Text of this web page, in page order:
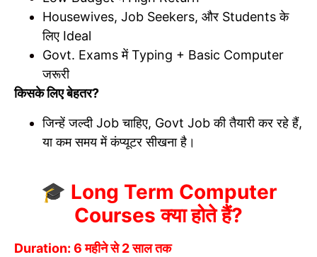
Housewives, Job Seekers, और Students के
लिए Ideal
Govt. Exams में Typing + Basic Computer
जरूरी
किसके लिए बेहतर?
जिन्हें जल्दी Job चाहिए, Govt Job की तैयारी कर रहे हैं,
या कम समय में कंप्यूटर सीखना है।
🎓 Long Term Computer
Courses क्या होते हैं?
Duration: 6 महीने से 2 साल तक